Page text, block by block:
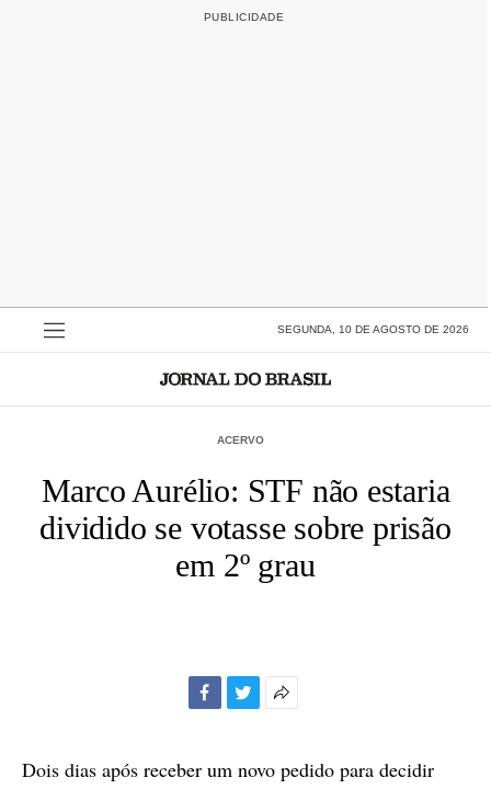
SEGUNDA, 10 DE AGOSTO DE 2026
ACERVO
Marco Aurélio: STF não estaria
dividido se votasse sobre prisão
em 2º grau
compartilhamento
Dois dias após receber um novo pedido para decidir